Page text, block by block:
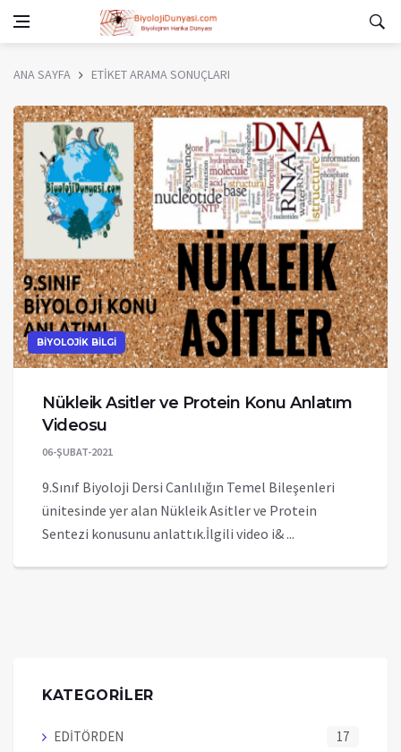
ANA SAYFA ETİKET ARAMA SONUÇLARI
BİYOLOJİK BİLGİ
Nükleik Asitler ve Protein Konu Anlatım
Videosu
06-ŞUBAT-2021
9.Sınıf Biyoloji Dersi Canlılığın Temel Bileşenleri
ünitesinde yer alan Nükleik Asitler ve Protein
Sentezi konusunu anlattık.İlgili video i& ...
KATEGORİLER
EDİTÖRDEN 17